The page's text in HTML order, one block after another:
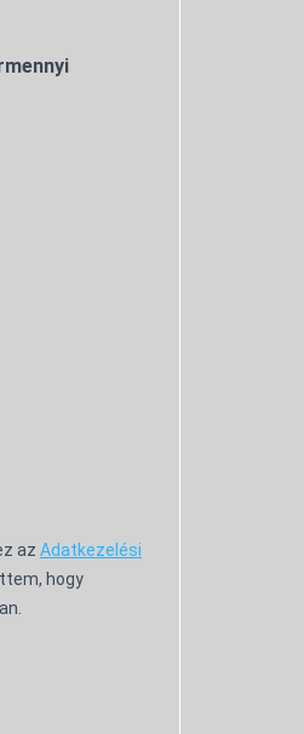
az Adatkezelési
hogy